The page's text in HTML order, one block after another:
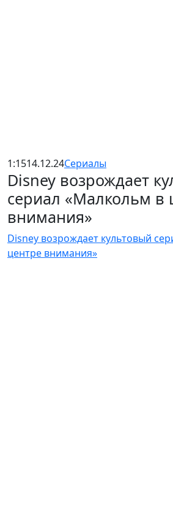
1:1514.12.24Сериалы
Disney возрождает
сериал «Малкольм в
внимания»
Disney возрождает культовый
центре внимания»